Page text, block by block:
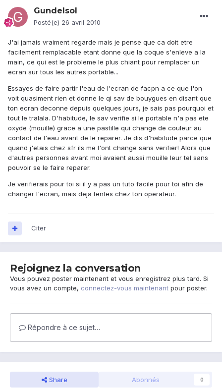
Gundelsol
Posté(e) 26 avril 2010
J'ai jamais vraiment regarde mais je pense que ca doit etre
facilement remplacable etant donne que la coque s'enleve a la
main, ce qui est le probleme le plus chiant pour remplacer un
ecran sur tous les autres portable...
Essayes de faire partir l'eau de l'ecran de facpn a ce que l'on
voit quasiment rien et donne le qi sav de bouygues en disant que
ton ecran deconne depuis quelques jours, je sais pas pourquoi et
tout le tralala. D'habitude, le sav verifie si le portable n'a pas ete
oxyde (mouille) grace a une pastille qui change de couleur au
contact de l'eau avant de le reparer. Je dis d'habitude parce que
quand j'etais chez sfr ils me l'ont change sans verifier! Alors que
d'autres personnes avant moi avaient aussi mouille leur tel sans
pouvoir se le faire reparer.
Je verifierais pour toi si il y a pas un tuto facile pour toi afin de
changer l'ecran, mais deja tentes chez ton operateur.
Citer
Rejoignez la conversation
Vous pouvez poster maintenant et vous enregistrez plus tard. Si
vous avez un compte, connectez-vous maintenant pour poster.
Répondre à ce sujet…
Share Abonnés 0